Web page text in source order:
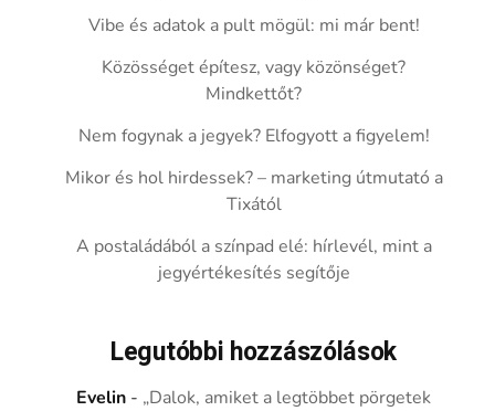
Vibe és adatok a pult mögül: mi már bent!
Közösséget építesz, vagy közönséget?
Mindkettőt?
Nem fogynak a jegyek? Elfogyott a figyelem!
Mikor és hol hirdessek? – marketing útmutató a
Tixától
A postaládából a színpad elé: hírlevél, mint a
jegyértékesítés segítője
Legutóbbi hozzászólások
Evelin - „Dalok, amiket a legtöbbet pörgetek